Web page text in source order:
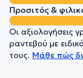
Προσιτός &
Οι αξιολογήσεις
ραντεβού με
τους. Μάθε πώς